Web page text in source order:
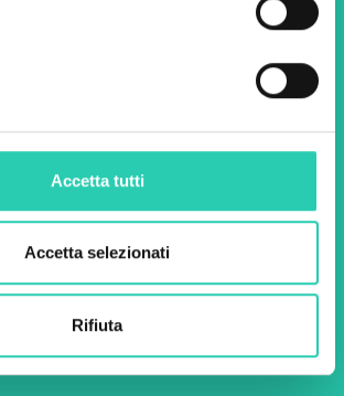
Accetta tutti
Accetta selezionati
Rifiuta
alla
tutte le nostre
Cognome *